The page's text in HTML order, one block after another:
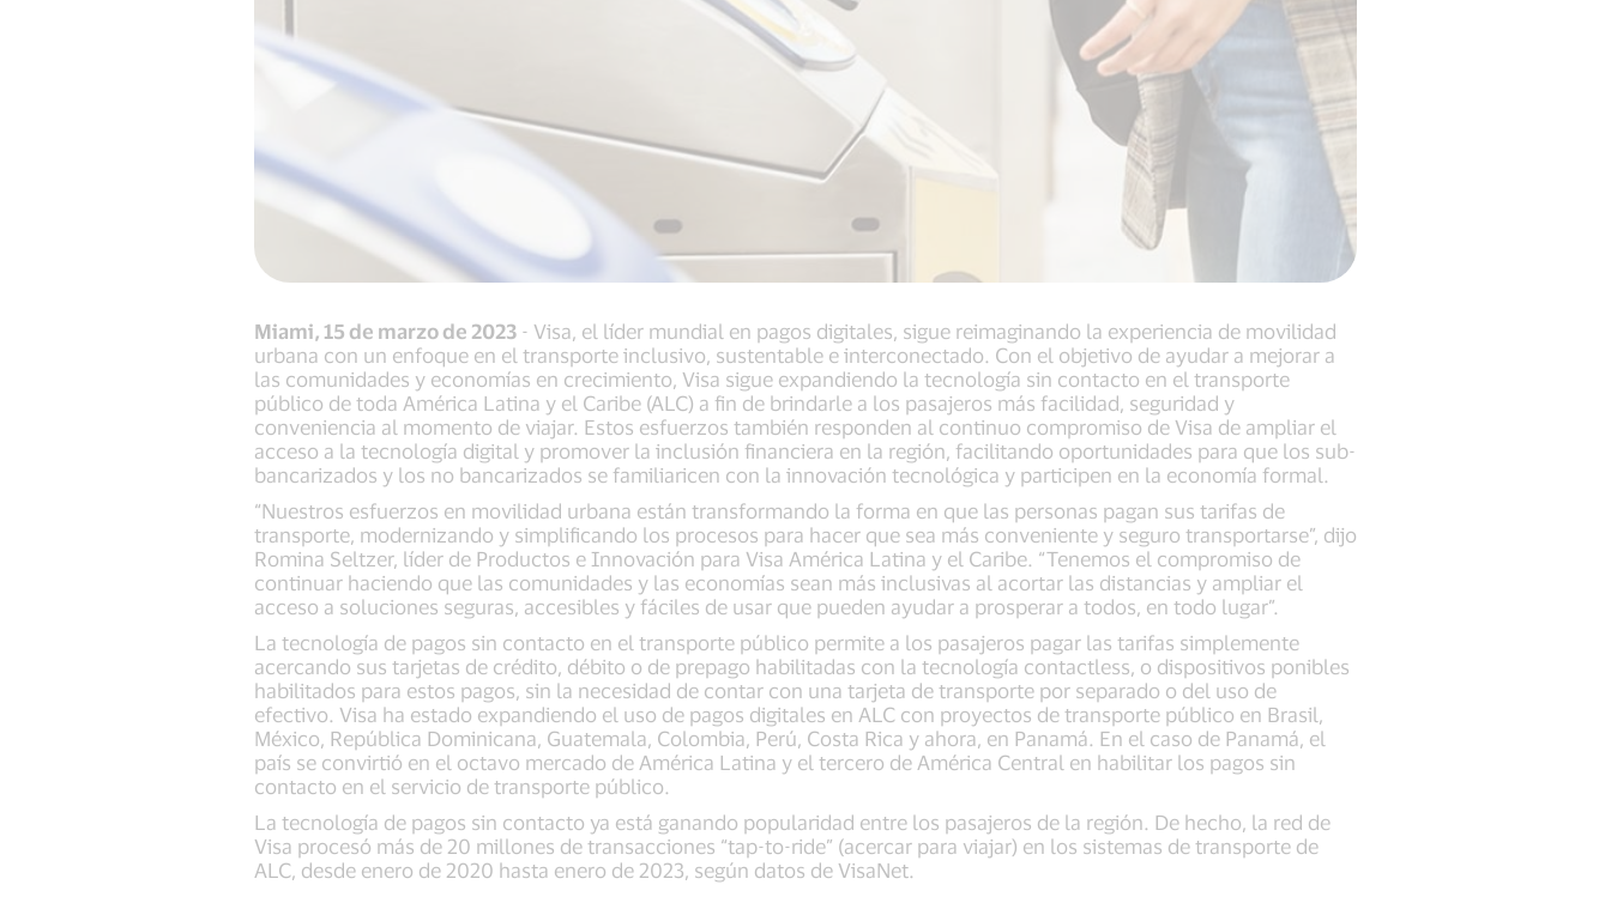
Miami, 15 de marzo de 2023 - Visa, el líder mundial en pagos digitales, sigue reimaginando la experiencia de movilidad
urbana con un enfoque en el transporte inclusivo, sustentable e interconectado. Con el objetivo de ayudar a mejorar a
las comunidades y economías en crecimiento, Visa sigue expandiendo la tecnología sin contacto en el transporte
público de toda América Latina y el Caribe (ALC) a fin de brindarle a los pasajeros más facilidad, seguridad y
conveniencia al momento de viajar. Estos esfuerzos también responden al continuo compromiso de Visa de ampliar el
acceso a la tecnología digital y promover la inclusión financiera en la región, facilitando oportunidades para que los sub-
bancarizados y los no bancarizados se familiaricen con la innovación tecnológica y participen en la economía formal.
“Nuestros esfuerzos en movilidad urbana están transformando la forma en que las personas pagan sus tarifas de
transporte, modernizando y simplificando los procesos para hacer que sea más conveniente y seguro transportarse”, dijo
Romina Seltzer, líder de Productos e Innovación para Visa América Latina y el Caribe. “Tenemos el compromiso de
continuar haciendo que las comunidades y las economías sean más inclusivas al acortar las distancias y ampliar el
acceso a soluciones seguras, accesibles y fáciles de usar que pueden ayudar a prosperar a todos, en todo lugar”.
La tecnología de pagos sin contacto en el transporte público permite a los pasajeros pagar las tarifas simplemente
acercando sus tarjetas de crédito, débito o de prepago habilitadas con la tecnología contactless, o dispositivos ponibles
habilitados para estos pagos, sin la necesidad de contar con una tarjeta de transporte por separado o del uso de
efectivo. Visa ha estado expandiendo el uso de pagos digitales en ALC con proyectos de transporte público en Brasil,
México, República Dominicana, Guatemala, Colombia, Perú, Costa Rica y ahora, en Panamá. En el caso de Panamá, el
país se convirtió en el octavo mercado de América Latina y el tercero de América Central en habilitar los pagos sin
contacto en el servicio de transporte público.
La tecnología de pagos sin contacto ya está ganando popularidad entre los pasajeros de la región. De hecho, la red de
Visa procesó más de 20 millones de transacciones “tap-to-ride” (acercar para viajar) en los sistemas de transporte de
ALC, desde enero de 2020 hasta enero de 2023, según datos de VisaNet.